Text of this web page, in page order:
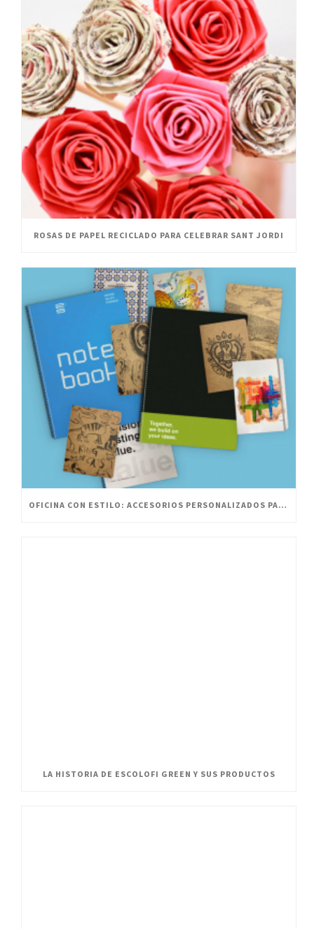
ROSAS DE PAPEL RECICLADO PARA CELEBRAR SANT JORDI
OFICINA CON ESTILO: ACCESORIOS PERSONALIZADOS PARA UN ESPACIO INNOVADOR
LA HISTORIA DE ESCOLOFI GREEN Y SUS PRODUCTOS